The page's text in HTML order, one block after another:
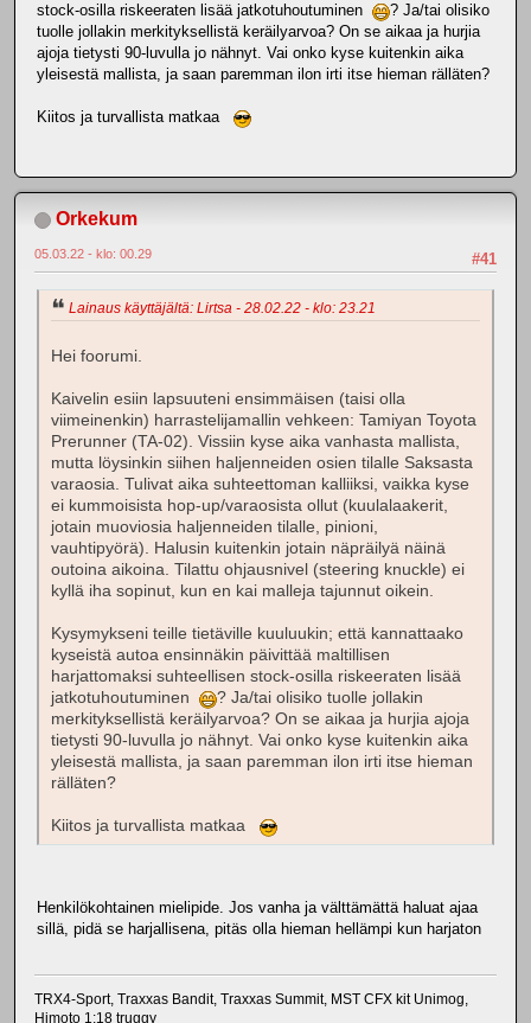
stock-osilla riskeeraten lisää jatkotuhoutuminen
? Ja/tai olisiko
tuolle jollakin merkityksellistä keräilyarvoa? On se aikaa ja hurjia
ajoja tietysti 90-luvulla jo nähnyt. Vai onko kyse kuitenkin aika
yleisestä mallista, ja saan paremman ilon irti itse hieman rälläten?
Kiitos ja turvallista matkaa
Orkekum
#41
05.03.22 - klo: 00.29
Lainaus käyttäjältä: Lirtsa - 28.02.22 - klo: 23.21
Hei foorumi.
Kaivelin esiin lapsuuteni ensimmäisen (taisi olla
viimeinenkin) harrastelijamallin vehkeen: Tamiyan Toyota
Prerunner (TA-02). Vissiin kyse aika vanhasta mallista,
mutta löysinkin siihen haljenneiden osien tilalle Saksasta
varaosia. Tulivat aika suhteettoman kalliiksi, vaikka kyse
ei kummoisista hop-up/varaosista ollut (kuulalaakerit,
jotain muoviosia haljenneiden tilalle, pinioni,
vauhtipyörä). Halusin kuitenkin jotain näpräilyä näinä
outoina aikoina. Tilattu ohjausnivel (steering knuckle) ei
kyllä iha sopinut, kun en kai malleja tajunnut oikein.
Kysymykseni teille tietäville kuuluukin; että kannattaako
kyseistä autoa ensinnäkin päivittää maltillisen
harjattomaksi suhteellisen stock-osilla riskeeraten lisää
jatkotuhoutuminen
? Ja/tai olisiko tuolle jollakin
merkityksellistä keräilyarvoa? On se aikaa ja hurjia ajoja
tietysti 90-luvulla jo nähnyt. Vai onko kyse kuitenkin aika
yleisestä mallista, ja saan paremman ilon irti itse hieman
rälläten?
Kiitos ja turvallista matkaa
Henkilökohtainen mielipide. Jos vanha ja välttämättä haluat ajaa
sillä, pidä se harjallisena, pitäs olla hieman hellämpi kun harjaton
TRX4-Sport, Traxxas Bandit, Traxxas Summit, MST CFX kit Unimog,
Himoto 1:18 truggy